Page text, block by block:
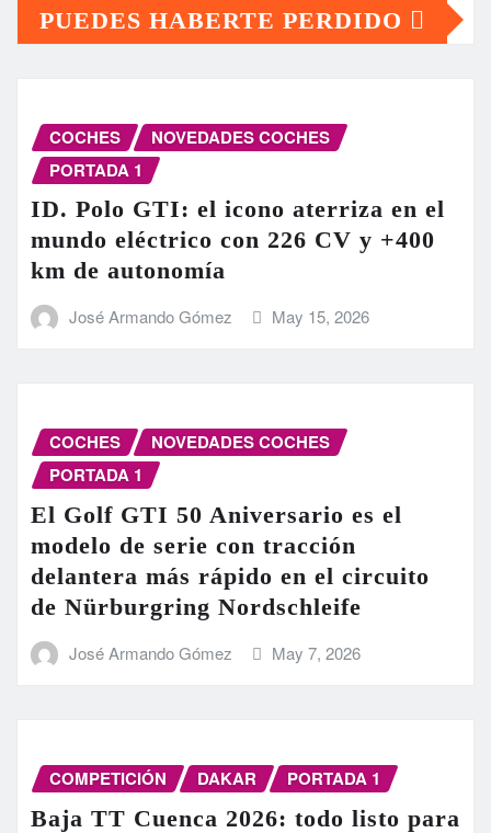
PUEDES HABERTE PERDIDO
COCHES
NOVEDADES COCHES
PORTADA 1
ID. Polo GTI: el icono aterriza en el
mundo eléctrico con 226 CV y +400
km de autonomía
José Armando Gómez May 15, 2026
COCHES
NOVEDADES COCHES
PORTADA 1
El Golf GTI 50 Aniversario es el
modelo de serie con tracción
delantera más rápido en el circuito
de Nürburgring Nordschleife
José Armando Gómez May 7, 2026
COMPETICIÓN DAKAR PORTADA 1
Baja TT Cuenca 2026: todo listo para